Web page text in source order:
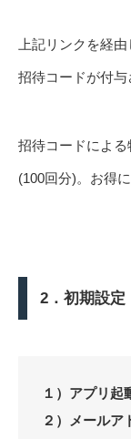
上記リンクを経
招待コードが付与
招待コードによ
(100回分)。お得
2．初期設定
１）アプリ起
２）メールア